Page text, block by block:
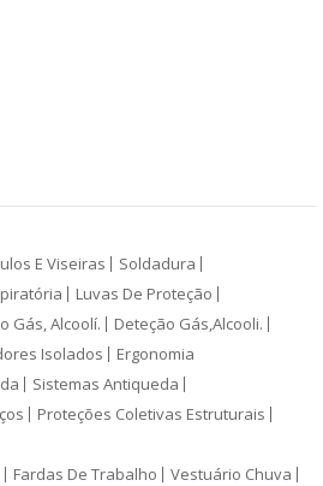
E Viseiras
Soldadura
Luvas De Proteção
Gás, Alcoolí.
Deteção Gás,Alcooli.
Isolados Ergonomia
Sistemas Antiqueda
Proteções Coletivas Estruturais
Fardas De Trabalho
Vestuário Chuva